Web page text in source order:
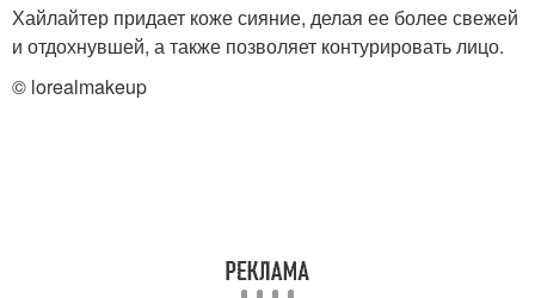
Хайлайтер придает коже сияние, делая ее более свежей
и отдохнувшей, а также позволяет контурировать лицо.
© lorealmakeup